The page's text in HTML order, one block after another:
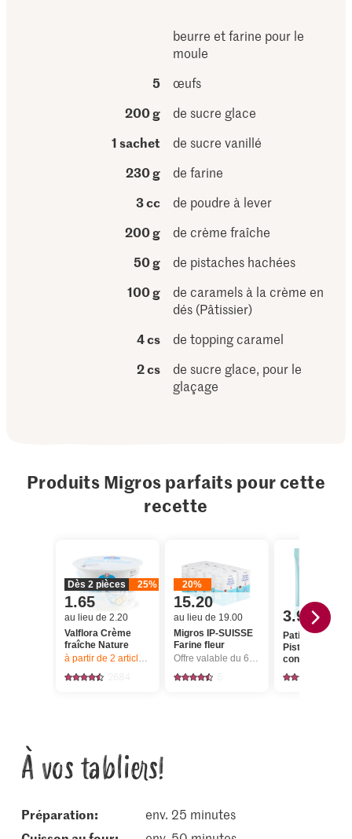
beurre et farine pour le
moule
5
œufs
200 g
de sucre glace
1 sachet
de sucre vanillé
230 g
de farine
3 cc
de poudre à lever
200 g
de crème fraîche
50 g
de pistaches hachées
100 g
de caramels à la crème en
dés (Pâtissier)
4 cs
de topping caramel
2 cs
de sucre glace, pour le
glaçage
Produits Migros parfaits pour cette
recette
Dès 2 pièces 25%
1.65
au lieu de 2.20
Valflora Crème
fraîche Nature
à partir de 2 articles, Offre valable du 6.8 au 12.8.2026, jusqu’à
20%
15.20
au lieu de 19.00
Migros IP-SUISSE
Farine fleur
Offre valable du 6.8 au 12.8.2026, jusqu’à épuisement du stock.
3.95
Patissier
Pistaches
concassées
À vos tabliers!
Préparation:
env. 25 minutes